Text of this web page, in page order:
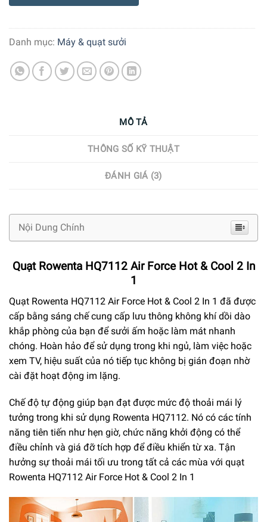
Danh mục: Máy & quạt sưởi
MÔ TẢ
THÔNG SỐ KỸ THUẬT
ĐÁNH GIÁ (3)
Nội Dung Chính
Quạt Rowenta HQ7112 Air Force Hot & Cool 2 In
1
Quạt Rowenta HQ7112 Air Force Hot & Cool 2 In 1 đã được
cấp bằng sáng chế cung cấp lưu thông không khí dồi dào
khắp phòng của bạn để sưởi ấm hoặc làm mát nhanh
chóng. Hoàn hảo để sử dụng trong khi ngủ, làm việc hoặc
xem TV, hiệu suất của nó tiếp tục không bị gián đoạn nhờ
cài đặt hoạt động im lặng.
Chế độ tự động giúp bạn đạt được mức độ thoải mái lý
tưởng trong khi sử dụng Rowenta HQ7112. Nó có các tính
năng tiên tiến như hẹn giờ, chức năng khởi động có thể
điều chỉnh và giá đỡ tích hợp để điều khiển từ xa. Tận
hưởng sự thoải mái tối ưu trong tất cả các mùa với quạt
Rowenta HQ7112 Air Force Hot & Cool 2 In 1